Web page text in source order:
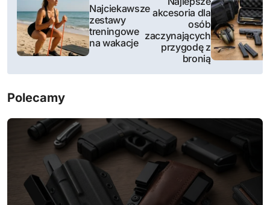
w
i
g
a
Najciekawsze
zestawy
treningowe
na wakacje
akcesoria dla
osób
zaczynających
przygodę z
bronią
Polecamy